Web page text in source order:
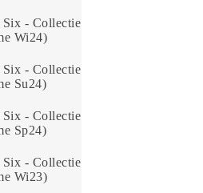
Six - Collectie
Wi24)
Six - Collectie
Su24)
Six - Collectie
Sp24)
Six - Collectie
Wi23)